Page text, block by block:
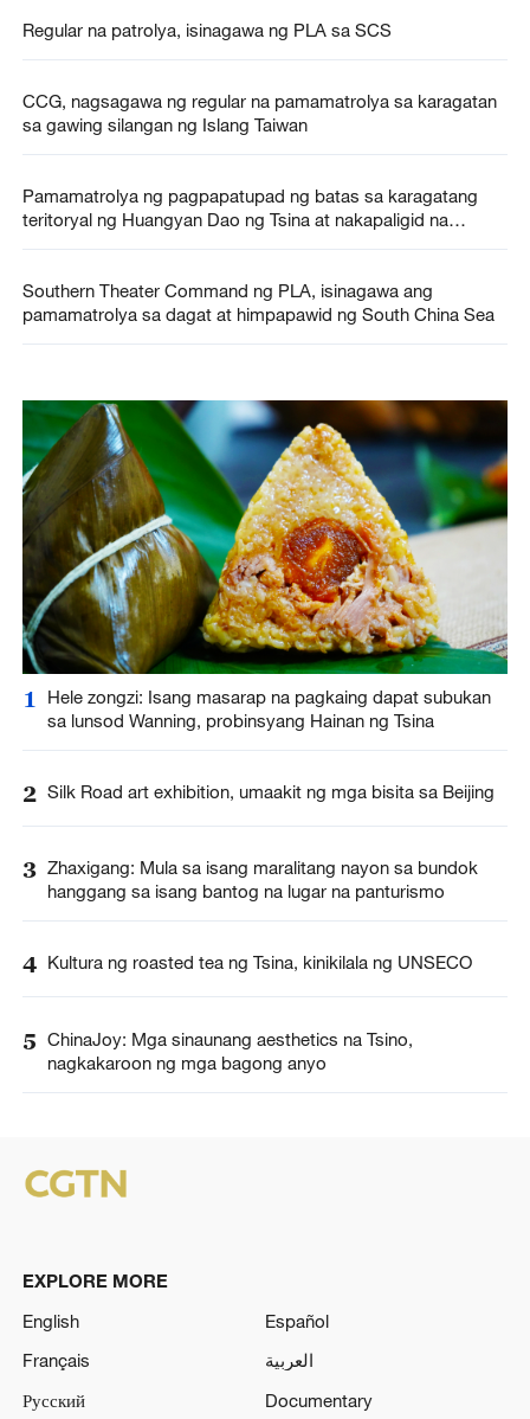
Regular na patrolya, isinagawa ng PLA sa SCS
CCG, nagsagawa ng regular na pamamatrolya sa karagatan
sa gawing silangan ng Islang Taiwan
Pamamatrolya ng pagpapatupad ng batas sa karagatang
teritoryal ng Huangyan Dao ng Tsina at nakapaligid na
Southern Theater Command ng PLA, isinagawa ang
pamamatrolya sa dagat at himpapawid ng South China Sea
1
Hele zongzi: Isang masarap na pagkaing dapat subukan
sa lunsod Wanning, probinsyang Hainan ng Tsina
2 Silk Road art exhibition, umaakit ng mga bisita sa Beijing
3 Zhaxigang: Mula sa isang maralitang nayon sa bundok
hanggang sa isang bantog na lugar na panturismo
4 Kultura ng roasted tea ng Tsina, kinikilala ng UNSECO
5 ChinaJoy: Mga sinaunang aesthetics na Tsino,
nagkakaroon ng mga bagong anyo
EXPLORE MORE
English
Español
Français
العربية
Русский
Documentary